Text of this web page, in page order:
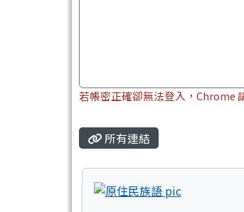
若帳密正確卻無法登入，Chrome
主內容區域
所有連結
title:原住民